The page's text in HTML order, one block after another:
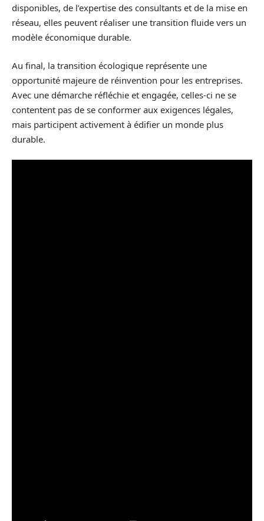
disponibles, de l’expertise des consultants et de la mise en
réseau, elles peuvent réaliser une transition fluide vers un
modèle économique durable.
Au final, la transition écologique représente une
opportunité majeure de réinvention pour les entreprises.
Avec une démarche réfléchie et engagée, celles-ci ne se
contentent pas de se conformer aux exigences légales,
mais participent activement à édifier un monde plus
durable.